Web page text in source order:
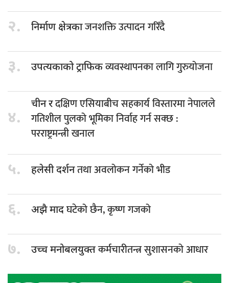
२. निर्माण क्षेत्रकाजनशक्ति उत्पादन गरिँदै
३. उपत्यकाको ट्राफिकव्यवस्थापनका लागि गुरुयोजना
४.
चीन रदक्षिण एसियाबीच सहकार्य विस्तारमा नेपालले
गतिशील पुलको भूमिका निर्वाह गर्न सक्छ :
परराष्ट्रमन्त्री खनाल
५. हलेसी दर्शनतथा अवलोकन गर्नेको भीड
६. अझै मादघटेको छैन, कृष्ण गजको
७. उच्च मनोबलयुक्तकर्मचारीतन्त्र सुशासनको आधार